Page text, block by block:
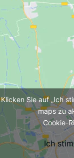
Klicken Sie auf „Ich
maps zu
Cookie-
Ich